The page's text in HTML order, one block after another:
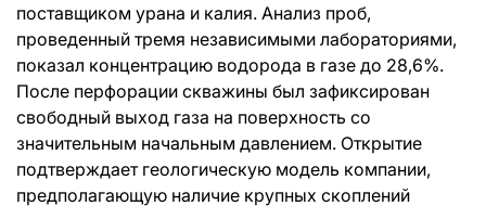
поставщиком урана и калия. Анализ проб,
проведенный тремя независимыми лабораториями,
показал концентрацию водорода в газе до 28,6%.
После перфорации скважины был зафиксирован
свободный выход газа на поверхность со
значительным начальным давлением. Открытие
подтверждает геологическую модель компании,
предполагающую наличие крупных скоплений